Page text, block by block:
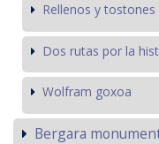
Rellenos y tostones
Dos rutas por la
Wolfram goxoa
Bergara